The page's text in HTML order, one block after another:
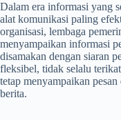
Dalam era informasi yang
alat komunikasi paling
organisasi, lembaga
menyampaikan informasi
disamakan dengan siaran
fleksibel, tidak selalu
tetap menyampaikan
berita.